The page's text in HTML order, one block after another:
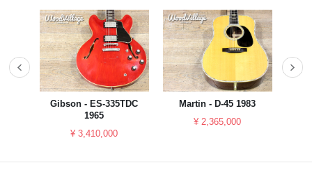
Gibson - ES-335TDC
1965
¥ 3,410,000
Martin - D-45 1983
¥ 2,365,000